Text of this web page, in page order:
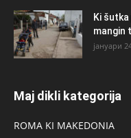
Ki
mangin
јануари
Maj dikli kategorija
ROMA KI MAKEDONIA